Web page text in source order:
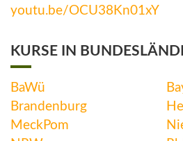
youtu.be/OCU38Kn01xY
KURSE IN
BaWü
Brandenburg
MeckPom